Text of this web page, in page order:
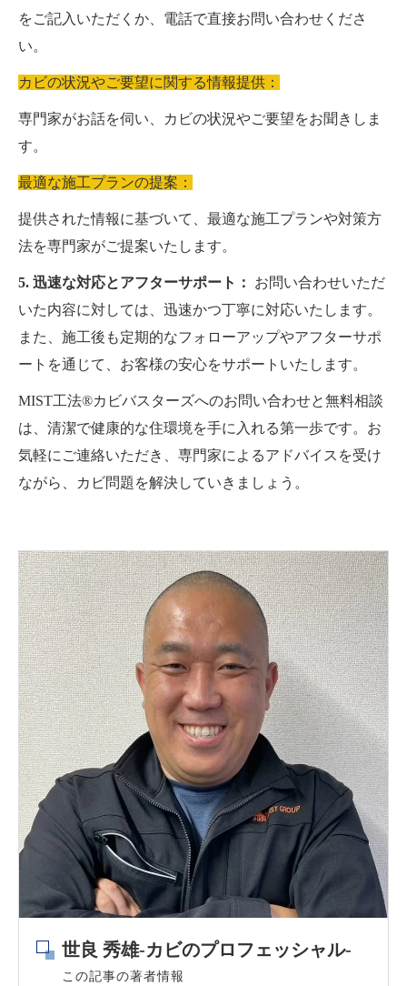
をご記入いただくか、電話で直接お問い合わせくださ
い。
カビの状況やご要望に関する情報提供：
専門家がお話を伺い、カビの状況やご要望をお聞きしま
す。
最適な施工プランの提案：
提供された情報に基づいて、最適な施工プランや対策方
法を専門家がご提案いたします。
5. 迅速な対応とアフターサポート： お問い合わせいただ
いた内容に対しては、迅速かつ丁寧に対応いたします。
また、施工後も定期的なフォローアップやアフターサポ
ートを通じて、お客様の安心をサポートいたします。
MIST工法®カビバスターズへのお問い合わせと無料相談
は、清潔で健康的な住環境を手に入れる第一歩です。お
気軽にご連絡いただき、専門家によるアドバイスを受け
ながら、カビ問題を解決していきましょう。
世良 秀雄-カビのプロフェッシャル-
この記事の著者情報